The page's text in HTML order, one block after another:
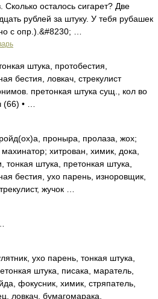
Сколько осталось сигарет? Две
рублей за штуку. У тебя рубашек
с опр.).&#8230; …
штука, протобестия,
бестия, ловкач, стрекулист
претонкая штука сущ., кол во
(66) • …
проныра, пролаза, жох;
хитрован, химик, дока,
тонкая штука, претонкая штука,
бестия, ухо парень, изноровщик,
жучок …
ухо парень, тонкая штука,
штука, писака, маратель,
фокусник, химик, стряпатель,
ловкач, бумагомарака,